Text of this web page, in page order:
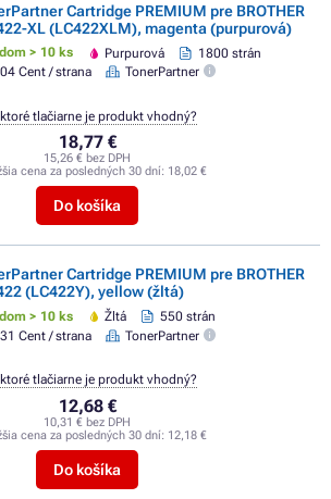
Cartridge PREMIUM pre BROTHER
XL (LC422XLM), magenta (purpurová)
> 10 ks Purpurová
1800 strán
Cent / strana
TonerPartner
18,77 €
15,26 € bez DPH
cena za posledných 30 dní: 18,02 €
Do košíka
ktoré tlačiarne je produkt vhodný?
Cartridge PREMIUM pre BROTHER
(LC422Y), yellow (žltá)
> 10 ks Žltá
550 strán
Cent / strana
TonerPartner
12,68 €
10,31 € bez DPH
cena za posledných 30 dní: 12,18 €
Do košíka
ktoré tlačiarne je produkt vhodný?